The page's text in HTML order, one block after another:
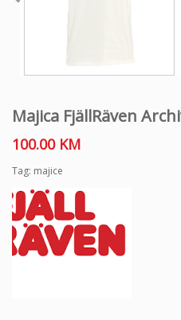
Majica FjällRäven
100.00 KM
Tag: majice